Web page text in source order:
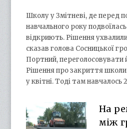
Школу у Змітневі, де перед
навчального року подвоїлась
відкриють. Рішення
сказав голова Сосницької
Портний, переголосовувати
Рішення про закриття
у квітні. Тоді там навчалось
На
між